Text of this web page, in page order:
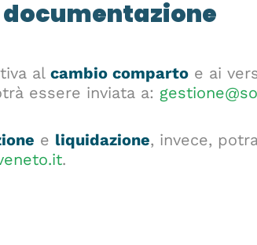
al cambio comparto e ai
essere inviata a:
e liquidazione, invece,
.